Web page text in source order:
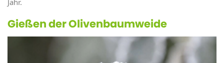
Jahr.
Gießen der Olivenbaumweide